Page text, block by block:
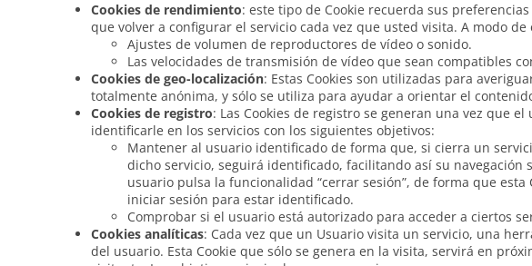
Cookies de rendimiento: este tipo de Cookie recuerda sus
que volver a configurar el servicio cada vez que usted visita. A modo
Ajustes de volumen de reproductores de vídeo o sonido.
Las velocidades de transmisión de vídeo que sean compatibles
Cookies de geo-localización: Estas Cookies son utilizadas para
totalmente anónima, y sólo se utiliza para ayudar a orientar el
Cookies de registro: Las Cookies de registro se generan una vez que
identificarle en los servicios con los siguientes objetivos:
Mantener al usuario identificado de forma que, si cierra un
dicho servicio, seguirá identificado, facilitando así su
usuario pulsa la funcionalidad “cerrar sesión”, de forma que
iniciar sesión para estar identificado.
Comprobar si el usuario está autorizado para acceder a ciertos
Cookies analíticas: Cada vez que un Usuario visita un servicio, una
del usuario. Esta Cookie que sólo se genera en la visita, servirá en